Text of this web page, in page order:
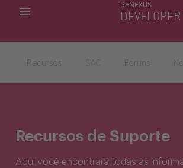
GENEXUS
MINHAS APLICACÕES
Recursos de Suporte
Aqui você encontrará todas as